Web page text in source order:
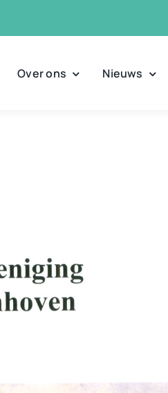
Over ons Nieuws